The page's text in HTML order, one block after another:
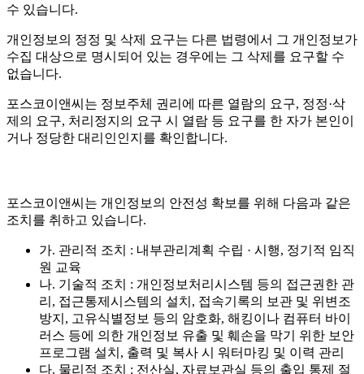
수 있습니다.
개인정보의 정정 및 삭제 요구는 다른 법령에서 그 개인정보가
수집 대상으로 명시되어 있는 경우에는 그 삭제를 요구할 수
없습니다.
포스코이앤씨는 정보주체 권리에 따른 열람의 요구, 정정·삭
제의 요구, 처리정지의 요구 시 열람 등 요구를 한 자가 본인이
거나 정당한 대리인인지를 확인합니다.
포스코이앤씨는 개인정보의 안전성 확보를 위해 다음과 같은
조치를 취하고 있습니다.
가. 관리적 조치 : 내부관리계획 수립 · 시행, 정기적 임직
원 교육
나. 기술적 조치 : 개인정보처리시스템 등의 접근권한 관
리, 접근통제시스템의 설치, 접속기록의 보관 및 위변조
방지, 고유식별정보 등의 암호화, 해킹이나 컴퓨터 바이
러스 등에 의한 개인정보 유출 및 훼손을 막기 위한 보안
프로그램 설치, 출력 및 복사 시 워터마킹 및 이력 관리
다. 물리적 조치 : 전산실, 자료보관실 등의 출입 통제 절